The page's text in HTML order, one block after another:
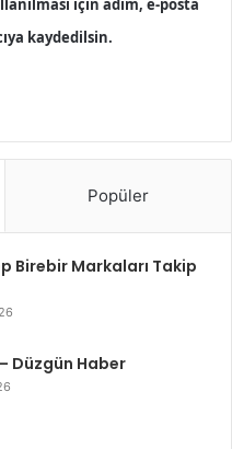
için adım, e-posta
kaydedilsin.
Popüler
Birebir Markaları Takip
Düzgün Haber